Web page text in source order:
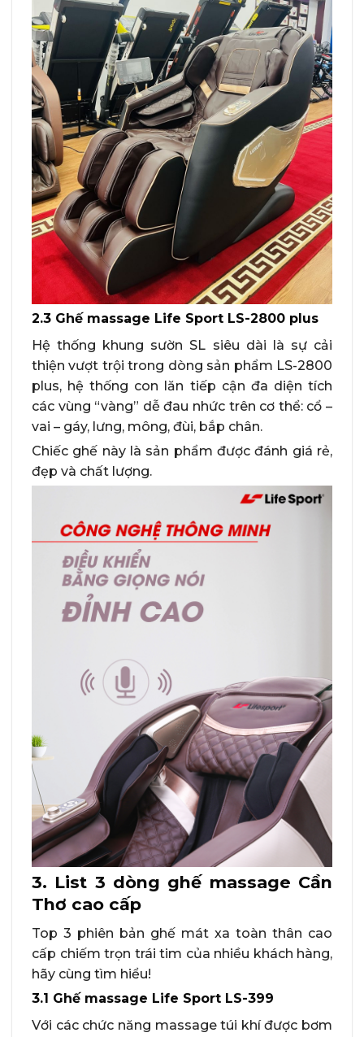
2.3 Ghế massage Life Sport LS-2800 plus
Hệ thống khung sườn SL siêu dài là sự cải
thiện vượt trội trong dòng sản phẩm LS-2800
plus, hệ thống con lăn tiếp cận đa diện tích
các vùng “vàng” dễ đau nhức trên cơ thể: cổ –
vai – gáy, lưng, mông, đùi, bắp chân.
Chiếc ghế này là sản phẩm được đánh giá rẻ,
đẹp và chất lượng.
3. List 3 dòng ghế massage Cần
Thơ cao cấp
Top 3 phiên bản ghế mát xa toàn thân cao
cấp chiếm trọn trái tim của nhiều khách hàng,
hãy cùng tìm hiểu!
3.1 Ghế massage Life Sport LS-399
Với các chức năng massage túi khí được bơm